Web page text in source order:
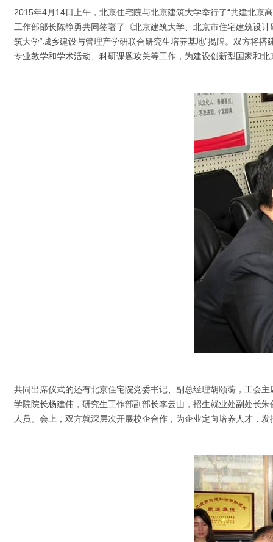
2015年4月14日上午，北京住宅院与北京建筑大学举行了“共建北京
工作部部长陈静勇共同签署了《北京建筑大学、北京市住宅建筑设
筑大学“城乡建设与管理产学研联合研究生培养基地”揭牌。双方将
专业教学和学术活动、科研课题攻关等工作，为建设创新型国家和
共同出席仪式的还有北京住宅院党委书记、副总经理胡颐蘅，工会
学院院长杨建伟，研究生工作部副部长李云山，招生就业处副处长
人员。会上，双方就深层次开展校企合作，为企业定向培养人才，